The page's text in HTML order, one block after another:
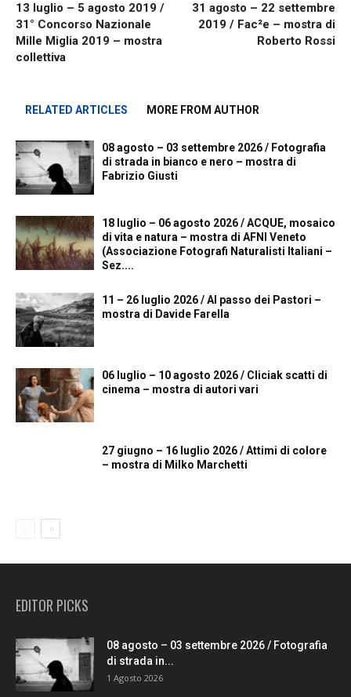
13 luglio – 5 agosto 2019 /
31° Concorso Nazionale
Mille Miglia 2019 – mostra
collettiva
31 agosto – 22 settembre
2019 / Fac²e – mostra di
Roberto Rossi
RELATED ARTICLES MORE FROM AUTHOR
08 agosto – 03 settembre 2026 / Fotografia
di strada in bianco e nero – mostra di
Fabrizio Giusti
18 luglio – 06 agosto 2026 / ACQUE, mosaico
di vita e natura – mostra di AFNI Veneto
(Associazione Fotografi Naturalisti Italiani –
Sez....
11 – 26 luglio 2026 / Al passo dei Pastori –
mostra di Davide Farella
06 luglio – 10 agosto 2026 / Cliciak scatti di
cinema – mostra di autori vari
27 giugno – 16 luglio 2026 / Attimi di colore
– mostra di Milko Marchetti
EDITOR PICKS
08 agosto – 03 settembre 2026 / Fotografia
di strada in...
1 Agosto 2026